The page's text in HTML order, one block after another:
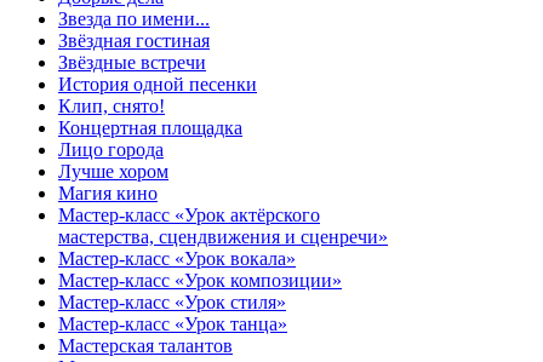
Звезда по имени...
Звёздная гостиная
Звёздные встречи
История одной песенки
Клип, снято!
Концертная площадка
Лицо города
Лучше хором
Магия кино
Мастер-класс «Урок актёрского
мастерства, сцендвижения и сценречи»
Мастер-класс «Урок вокала»
Мастер-класс «Урок композиции»
Мастер-класс «Урок стиля»
Мастер-класс «Урок танца»
Мастерская талантов